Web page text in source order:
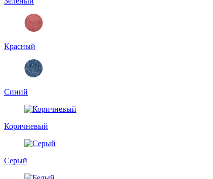
Красный
Синий
Коричневый
Серый